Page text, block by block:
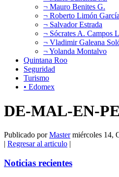
¬ Mauro Benites G.
¬ Roberto Limón García
¬ Salvador Estrada
¬ Sócrates A. Campos
¬ Vladimir Galeana
¬ Yolanda Montalvo
Quintana Roo
Seguridad
Turismo
• Edomex
DE-MAL-EN-
Publicado porMaster miércoles 14,
Regresar al articulo
Noticias recientes